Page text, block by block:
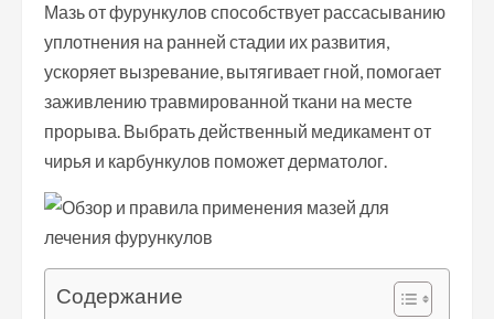
Мазь от фурункулов способствует рассасыванию
уплотнения на ранней стадии их развития,
ускоряет вызревание, вытягивает гной, помогает
заживлению травмированной ткани на месте
прорыва. Выбрать действенный медикамент от
чирья и карбункулов поможет дерматолог.
Содержание